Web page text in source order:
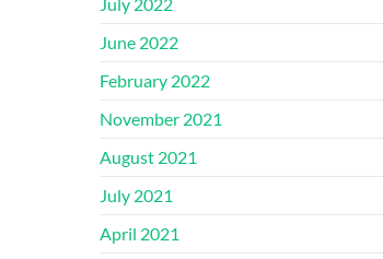
June 2022
February 2022
November 2021
August 2021
July 2021
April 2021